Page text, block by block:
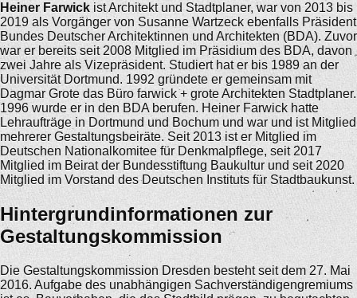
Heiner Farwick ist Architekt und Stadtplaner, war von 2013 bis
2019 als Vorgänger von Susanne Wartzeck ebenfalls Präsident
Bundes Deutscher Architektinnen und Architekten (BDA). Zuvor
war er bereits seit 2008 Mitglied im Präsidium des BDA, davon
zwei Jahre als Vizepräsident. Studiert hat er bis 1989 an der
Universität Dortmund. 1992 gründete er gemeinsam mit
Dagmar Grote das Büro farwick + grote Architekten Stadtplaner.
1996 wurde er in den BDA berufen. Heiner Farwick hatte
Lehraufträge in Dortmund und Bochum und war und ist Mitglied
mehrerer Gestaltungsbeiräte. Seit 2013 ist er Mitglied im
Deutschen Nationalkomitee für Denkmalpflege, seit 2017
Mitglied im Beirat der Bundesstiftung Baukultur und seit 2020
Mitglied im Vorstand des Deutschen Instituts für Stadtbaukunst.
Hintergrundinformationen zur
Gestaltungskommission
Die Gestaltungskommission Dresden besteht seit dem 27. Mai
2016. Aufgabe des unabhängigen Sachverständigengremiums